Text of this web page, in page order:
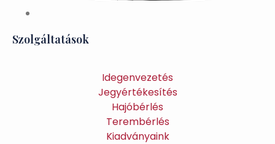
Szolgáltatások
Idegenvezetés
Jegyértékesítés
Hajóbérlés
Terembérlés
Kiadványaink